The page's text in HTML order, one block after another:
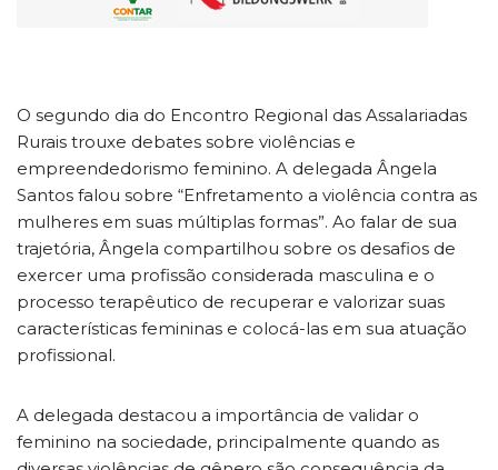
O segundo dia do Encontro Regional das Assalariadas
Rurais trouxe debates sobre violências e
empreendedorismo feminino. A delegada Ângela
Santos falou sobre “Enfretamento a violência contra as
mulheres em suas múltiplas formas”. Ao falar de sua
trajetória, Ângela compartilhou sobre os desafios de
exercer uma profissão considerada masculina e o
processo terapêutico de recuperar e valorizar suas
características femininas e colocá-las em sua atuação
profissional.
A delegada destacou a importância de validar o
feminino na sociedade, principalmente quando as